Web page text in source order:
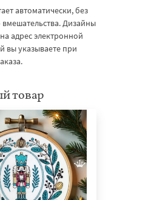
автоматически, без
вмешательства. Дизайны
адрес электронной
вы указываете при
товар